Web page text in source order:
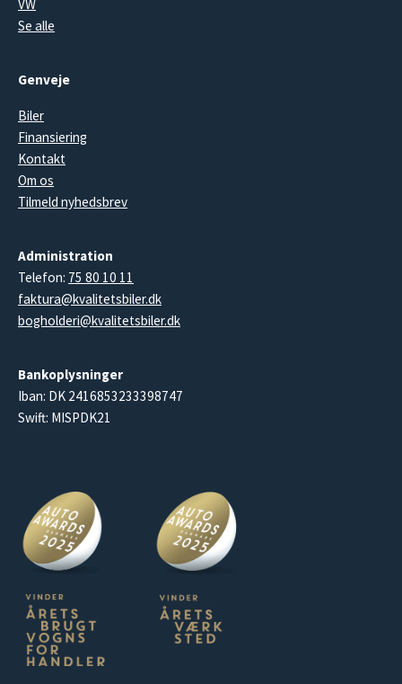
VW
Se alle
Genveje
Biler
Finansiering
Kontakt
Om os
Tilmeld nyhedsbrev
Administration
Telefon: 75 80 10 11
faktura@kvalitetsbiler.dk
bogholderi@kvalitetsbiler.dk
Bankoplysninger
Iban: DK 2416853233398747
Swift: MISPDK21